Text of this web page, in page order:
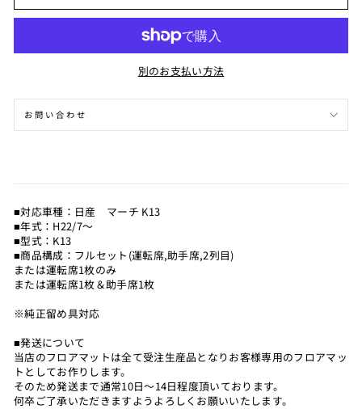
別のお支払い方法
お問い合わせ
■対応車種：日産 マーチ K13
■年式：H22/7～
■型式：K13
■商品構成：フルセット(運転席,助手席,2列目)
または運転席1枚のみ
または運転席1枚＆助手席1枚
※純正留め具対応
■発送について
当店のフロアマットは全て受注生産品となりお客様専用のフロアマッ
トとしてお作りします。
そのため発送まで通常10日～14日程度頂いております。
何卒ご了承いただきますようよろしくお願いいたします。